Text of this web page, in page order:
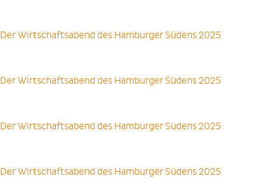
Der Wirtschaftsabend des Hamburger Südens 2025
Der Wirtschaftsabend des Hamburger Südens 2025
Der Wirtschaftsabend des Hamburger Südens 2025
Der Wirtschaftsabend des Hamburger Südens 2025